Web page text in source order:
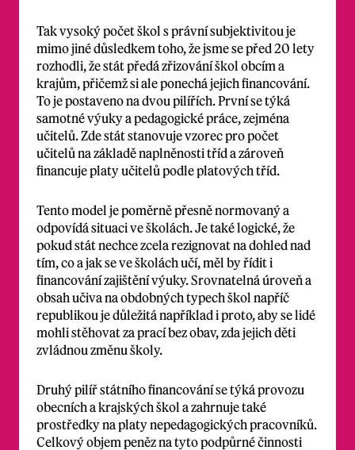
Tak vysoký počet škol s právní subjektivitou je
mimo jiné důsledkem toho, že jsme se před 20 lety
rozhodli, že stát předá zřizování škol obcím a
krajům, přičemž si ale ponechá jejich financování.
To je postaveno na dvou pilířích. První se týká
samotné výuky a pedagogické práce, zejména
učitelů. Zde stát stanovuje vzorec pro počet
učitelů na základě naplněnosti tříd a zároveň
financuje platy učitelů podle platových tříd.
Tento model je poměrně přesně normovaný a
odpovídá situaci ve školách. Je také logické, že
pokud stát nechce zcela rezignovat na dohled nad
tím, co a jak se ve školách učí, měl by řídit i
financování zajištění výuky. Srovnatelná úroveň a
obsah učiva na obdobných typech škol napříč
republikou je důležitá například i proto, aby se lidé
mohli stěhovat za prací bez obav, zda jejich děti
zvládnou změnu školy.
Druhý pilíř státního financování se týká provozu
obecních a krajských škol a zahrnuje také
prostředky na platy nepedagogických pracovníků.
Celkový objem peněz na tyto podpůrné činnosti